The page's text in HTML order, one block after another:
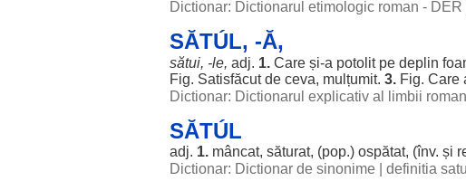
Dictionar: Dictionarul etimologic roman - DER
SĂTÚL, -Ă,
sătui, -le, adj. 1. Care și-a potolitpe deplin
Fig. Satisfăcutde ceva, mulțumit. 3. Fig. Care
Dictionar: Dictionarul explicativ al limbii
SĂTÚL
adj. 1. mâncat, săturat, (pop.) ospătat, (înv. și
Dictionar: Dictionar de sinonime
definitia satul